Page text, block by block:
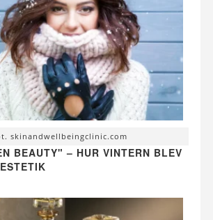
skinandwellbeingclinic.com
BEAUTY" – HUR VINTERN BLEV